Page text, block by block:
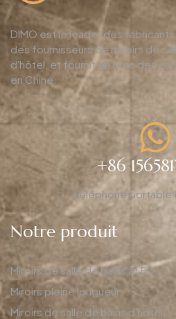
DIMO est le leader des fabricants
des fournisseurs de miroirs de
d'hôtel, et fournit en gros des
en Chine.
+86
Téléphone portable
Notre produit
Miroirs de salle de bains à LED
Miroirs pleine longueur
Miroirs de salle de bains d'hôtel